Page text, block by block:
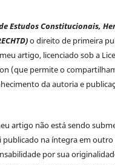
Estudos Constitucionais,
o direito de primeira
artigo, licenciado sob a
(que permite o
da autoria e
artigo não está sendo
publicado na íntegra em
por sua